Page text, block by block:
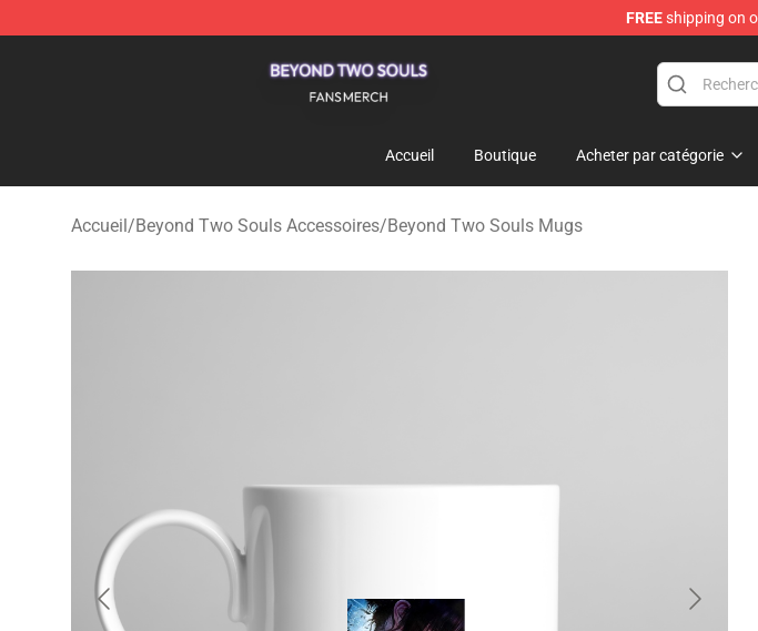
FREEshipping on
Accueil Boutique Acheter par catégorie
Accueil/Beyond Two Souls Accessoires/Beyond Two Souls Mugs